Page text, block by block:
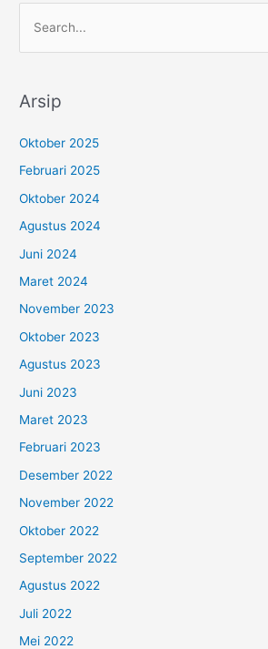
a
i
t
u
k
:
Arsip
Oktober 2025
Februari 2025
Oktober 2024
Agustus 2024
Juni 2024
Maret 2024
November 2023
Oktober 2023
Agustus 2023
Juni 2023
Maret 2023
Februari 2023
Desember 2022
November 2022
Oktober 2022
September 2022
Agustus 2022
Juli 2022
Mei 2022